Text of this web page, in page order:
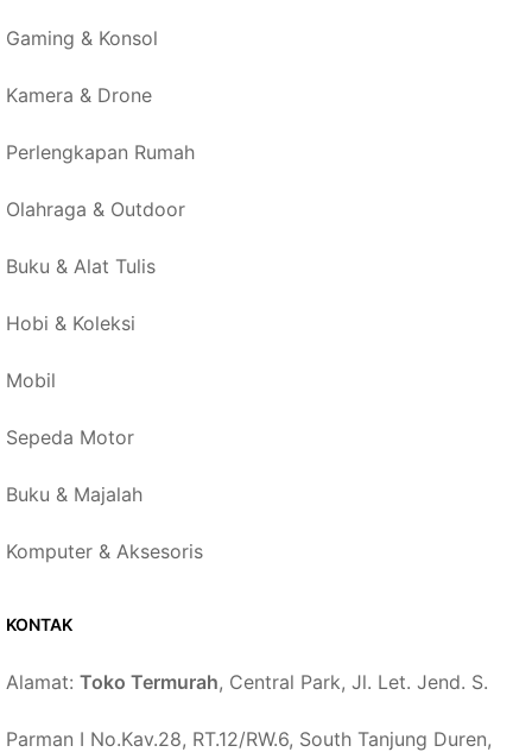
Gaming & Konsol
Kamera & Drone
Perlengkapan Rumah
Olahraga & Outdoor
Buku & Alat Tulis
Hobi & Koleksi
Mobil
Sepeda Motor
Buku & Majalah
Komputer & Aksesoris
KONTAK
Alamat: Toko Termurah, Central Park, Jl. Let. Jend. S.
Parman I No.Kav.28, RT.12/RW.6, South Tanjung Duren,